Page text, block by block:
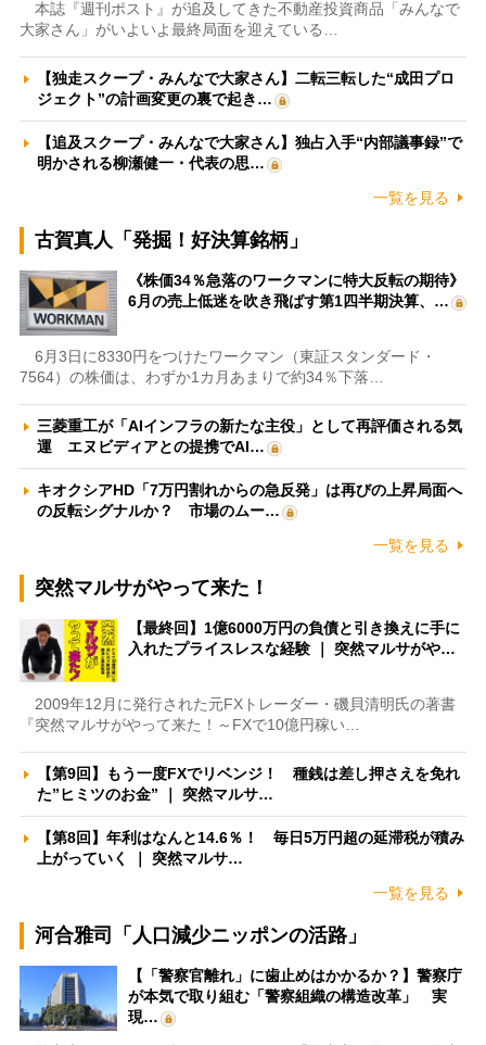
本誌『週刊ポスト』が追及してきた不動産投資商品「みんなで
大家さん」がいよいよ最終局面を迎えている…
【独走スクープ・みんなで大家さん】二転三転した“成田プロ
ジェクト”の計画変更の裏で起き…
【追及スクープ・みんなで大家さん】独占入手“内部議事録”で
明かされる柳瀬健一・代表の思…
一覧を見る
古賀真人「発掘！好決算銘柄」
《株価34％急落のワークマンに特大反転の期待》
6月の売上低迷を吹き飛ばす第1四半期決算、…
6月3日に8330円をつけたワークマン（東証スタンダード・
7564）の株価は、わずか1カ月あまりで約34％下落…
三菱重工が「AIインフラの新たな主役」として再評価される気
運 エヌビディアとの提携でAI…
キオクシアHD「7万円割れからの急反発」は再びの上昇局面へ
の反転シグナルか？ 市場のムー…
一覧を見る
突然マルサがやって来た！
【最終回】1億6000万円の負債と引き換えに手に
入れたプライスレスな経験 ｜ 突然マルサがや…
2009年12月に発行された元FXトレーダー・磯貝清明氏の著書
『突然マルサがやって来た！～FXで10億円稼い…
【第9回】もう一度FXでリベンジ！ 種銭は差し押さえを免れ
た”ヒミツのお金” ｜ 突然マルサ…
【第8回】年利はなんと14.6％！ 毎日5万円超の延滞税が積み
上がっていく ｜ 突然マルサ…
一覧を見る
河合雅司「人口減少ニッポンの活路」
【「警察官離れ」に歯止めはかかるか？】警察庁
が本気で取り組む「警察組織の構造改革」 実
現…